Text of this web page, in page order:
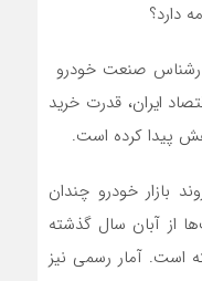
دارد؟
صنعت خودرو
ایران، قدرت خرید
بازار خودرو چندان
از آبان سال گذشته
داشته است. آمار رسمی نیز